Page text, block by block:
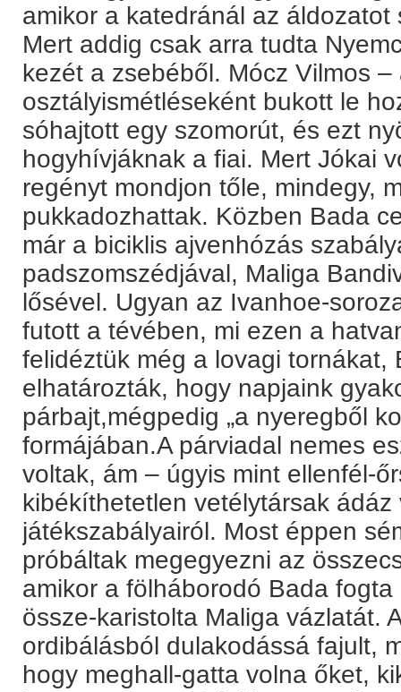
amikor a katedránál az
Mert addig csak arra tudta
kezét a zsebéből. Mócz Vilmos –
osztályismétléseként bukott le
sóhajtott egy szomorút, és ezt
hogyhívjáknak a fiai. Mert Jókai
regényt mondjon tőle, mindegy,
pukkadozhattak. Közben Bada
már a biciklis ajvenhózás
padszomszédjával, Maliga
lősével. Ugyan az Ivanhoe-
futott a tévében, mi ezen a
felidéztük még a lovagi tornákat,
elhatározták, hogy napjaink
párbajt,mégpedig „a nyeregből
formájában.A párviadal nemes
voltak, ám – úgyis mint ellenfél-
kibékíthetetlen vetélytársak
játékszabályairól. Most éppen
próbáltak megegyezni az
amikor a fölháborodó Bada
össze-karistolta Maliga vázlatát.
ordibálásból dulakodássá fajult,
hogy meghall-gatta volna őket,